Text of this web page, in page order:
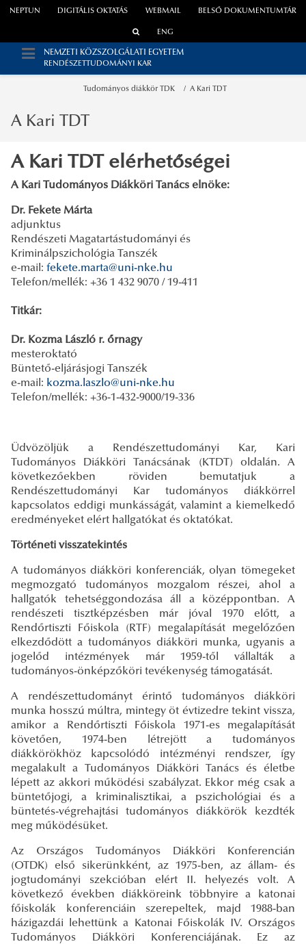
WEBMAIL
NEPTUN DIGITÁLIS OKTATÁS BELSŐ DOKUMENTUMTÁR
ENG
NEMZETI KÖZSZOLGÁLATI EGYETEM
RENDÉSZETTUDOMÁNYI KAR
Tudományos diákkör TDK A Kari TDT
A Kari TDT
A Kari TDT elérhetőségei
A Kari Tudományos Diákköri Tanács elnöke:
Dr. Fekete Márta
adjunktus
Rendészeti Magatartástudományi és
Kriminálpszichológia Tanszék
e-mail: fekete.marta@uni-nke.hu
Telefon/mellék: +36 1 432 9070 / 19-411
Titkár:
Dr. Kozma László r. őrnagy
mesteroktató
Büntető-eljárásjogi Tanszék
e-mail: kozma.laszlo@uni-nke.hu
Telefon/mellék: +36-1-432-9000/19-336
Üdvözöljük a Rendészettudományi Kar, Kari
Tudományos Diákköri Tanácsának (KTDT) oldalán. A
következőekben röviden bemutatjuk a
Rendészettudományi Kar tudományos diákkörrel
kapcsolatos eddigi munkásságát, valamint a kiemelkedő
eredményeket elért hallgatókat és oktatókat.
Történeti visszatekintés
A tudományos diákköri konferenciák, olyan tömegeket
megmozgató tudományos mozgalom részei, ahol a
hallgatók tehetséggondozása áll a középpontban. A
rendészeti tisztképzésben már jóval 1970 előtt, a
Rendőrtiszti Főiskola (RTF) megalapítását megelőzően
elkezdődött a tudományos diákköri munka, ugyanis a
jogelőd intézmények már 1959-től vállalták a
tudományos-önképzőköri tevékenység támogatását.
A rendészettudományt érintő tudományos diákköri
munka hosszú múltra, mintegy öt évtizedre tekint vissza,
amikor a Rendőrtiszti Főiskola 1971-es megalapítását
követően, 1974-ben létrejött a tudományos
diákkörökhöz kapcsolódó intézményi rendszer, így
megalakult a Tudományos Diákköri Tanács és életbe
lépett az akkori működési szabályzat. Ekkor még csak a
büntetőjogi, a kriminalisztikai, a pszichológiai és a
büntetés-végrehajtási tudományos diákkörök kezdték
meg működésüket.
Az Országos Tudományos Diákköri Konferencián
(OTDK) első sikerünkként, az 1975-ben, az állam- és
jogtudományi szekcióban elért II. helyezés volt. A
következő években diákköreink többnyire a katonai
főiskolák konferenciáin szerepeltek, majd 1988-ban
házigazdái lehettünk a Katonai Főiskolák IV. Országos
Tudományos Diákköri Konferenciájának. Ez az